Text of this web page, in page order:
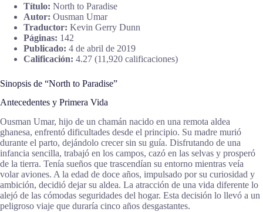
Título: North to Paradise
Autor: Ousman Umar
Traductor: Kevin Gerry Dunn
Páginas: 142
Publicado: 4 de abril de 2019
Calificación: 4.27 (11,920 calificaciones)
Sinopsis de “North to Paradise”
Antecedentes y Primera Vida
Ousman Umar, hijo de un chamán nacido en una remota aldea
ghanesa, enfrentó dificultades desde el principio. Su madre murió
durante el parto, dejándolo crecer sin su guía. Disfrutando de una
infancia sencilla, trabajó en los campos, cazó en las selvas y prosperó
de la tierra. Tenía sueños que trascendían su entorno mientras veía
volar aviones. A la edad de doce años, impulsado por su curiosidad y
ambición, decidió dejar su aldea. La atracción de una vida diferente lo
alejó de las cómodas seguridades del hogar. Esta decisión lo llevó a un
peligroso viaje que duraría cinco años desgastantes.